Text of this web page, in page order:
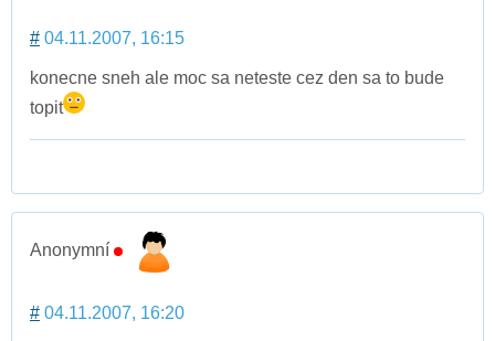
# 04.11.2007, 16:15
konecne sneh ale moc sa neteste cez den sa to bude
topit
Anonymní
# 04.11.2007, 16:20